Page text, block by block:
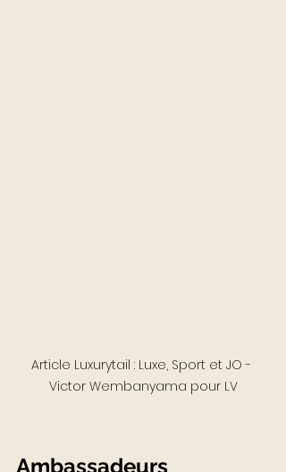
Article Luxurytail : Luxe, Sport et JO -
Victor Wembanyama pour LV
Ambassadeurs